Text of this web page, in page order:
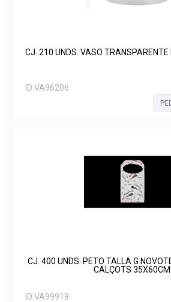
CJ. 210 UNDS. VASO
ID:VA96206
CJ. 400 UNDS. PETO TALLA G NOVOTEX BLANCO DECO
CALÇOTS 35X60CM
ID:VA99918